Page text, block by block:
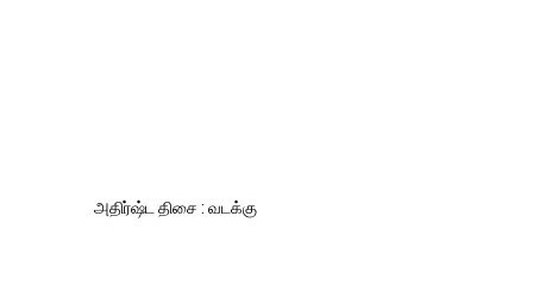
அதிர்ஷ்ட திசை : வடக்கு